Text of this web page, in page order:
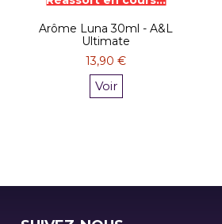
Arôme Luna 30ml - A&L
Ultimate
13,90 €
Voir